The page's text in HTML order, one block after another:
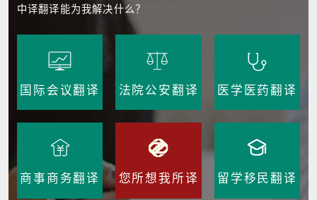
中译翻译能为我解决什么？
国际会议翻译 法院公安翻译 医学医药翻译
商事商务翻译 您所想我所译 留学移民翻译